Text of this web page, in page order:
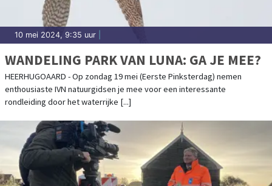
10 mei 2024, 9:35 uur
WANDELING PARK VAN LUNA: GA JE MEE?
HEERHUGOAARD - Op zondag 19 mei (Eerste Pinksterdag) nemen
enthousiaste IVN natuurgidsen je mee voor een interessante
rondleiding door het waterrijke [...]